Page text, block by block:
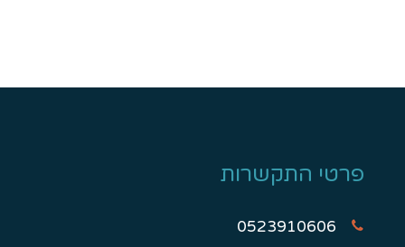
פרטי התקשרות
0523910606